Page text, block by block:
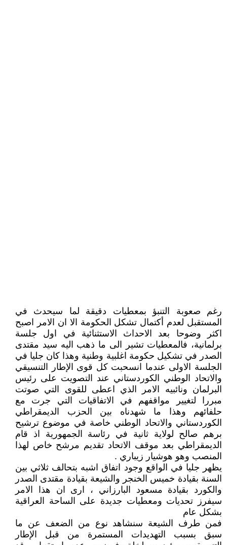
رغم صعوبة التنبؤ بمعطيات دقيقة لما سيحدث في
المستقبل لعدم أكتمال تشكل الحكومة الا ان الامر اصبح
اكثر وضوحا بعد الاحداث الاستثنائية في اول جلسة
برلمانية، فالمعطيات تشير الى ما ذهب اليه سيد مقتدى
الصدر في تشكيل حكومة اغلبية وطنية وهذا كان جليا في
الجلسة الاولى عندما انسحبت كل قوى الإطار التنسيقي
والاتحاد الوطني الكوردستاني عند التصويت على رئيس
البرلمان ونائبيه الامر الذي اعطى للقوى التي صوتت
مبررا لتغيير مواقفهم في الاتفاقيات التي جرت مع
حلفائهم وهذا ما شهدناه بين الحزب الديمقراطي
الكوردستاني والاتحاد الوطني خاصة في موضوع ترشيح
برهم صالح لولاية ثانية في رئاسة الجمهورية اذ قام
الديمقراطي بعد موقف الاتحاد تقديم مرشح خاص لهذا
المنصب وهو هوشيار زيباري .
يظهر جليا في الواقع وجود اتفاق اشبه بتحالف ثلاثي بين
السنة بقيادة خميس الخنجر والشيعة بقيادة مقتدى الصدر
والكورد بقيادة مسعود البارزاني ، ارى ان هذا الامر
سيفرز تحديات ومعطيات جديدة على الساحة العراقية
بشكل عام
فمن طرف الشيعة سنشاهد نوع من الضعف عن ما
سبق بسبب التهديدات المستمرة من قبل الإطار